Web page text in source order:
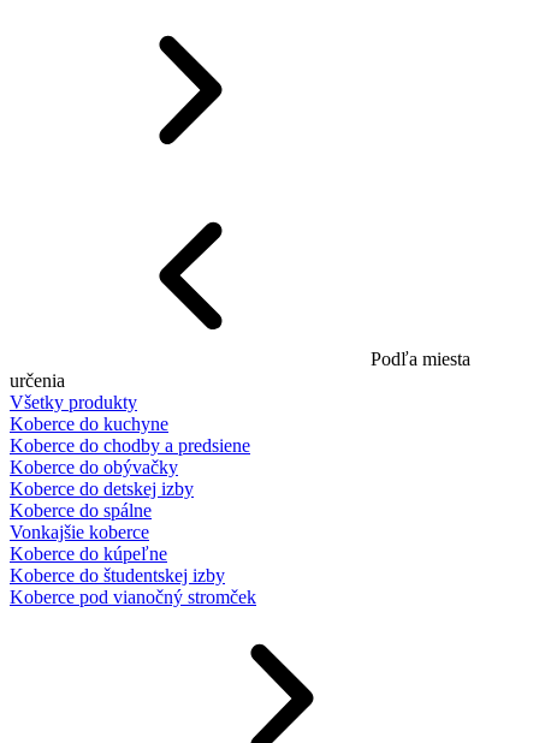
Podľa miesta
určenia
Všetky produkty
Koberce do kuchyne
Koberce do chodby a predsiene
Koberce do obývačky
Koberce do detskej izby
Koberce do spálne
Vonkajšie koberce
Koberce do kúpeľne
Koberce do študentskej izby
Koberce pod vianočný stromček